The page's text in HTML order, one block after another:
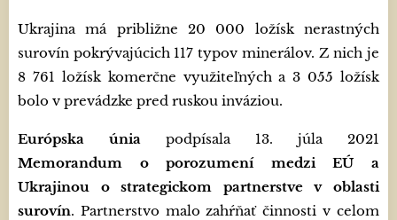
Ukrajina má približne 20 000 ložísk nerastných
surovín pokrývajúcich 117 typov minerálov. Z nich je
8 761 ložísk komerčne využiteľných a 3 055 ložísk
bolo v prevádzke pred ruskou inváziou.
Európska únia podpísala 13. júla 2021
Memorandum o porozumení medzi EÚ a
Ukrajinou o strategickom partnerstve v oblasti
surovín. Partnerstvo malo zahŕňať činnosti v celom